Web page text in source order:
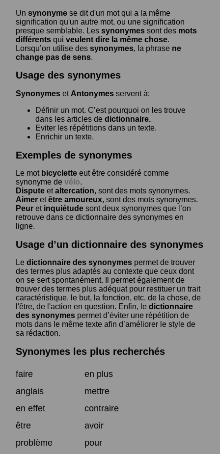
Un synonyme se dit d'un mot qui a la même
signification qu'un autre mot, ou une signification
presque semblable. Les synonymes sont des mots
différents qui veulent dire la même chose.
Lorsqu’on utilise des synonymes, la phrase ne
change pas de sens.
Usage des synonymes
Synonymes et Antonymes servent à:
Définir un mot. C’est pourquoi on les trouve
dans les articles de dictionnaire.
Eviter les répétitions dans un texte.
Enrichir un texte.
Exemples de synonymes
Le mot bicyclette eut être considéré comme
synonyme de vélo.
Dispute etaltercation, sont des mots synonymes.
Aimer etêtre amoureux, sont des mots synonymes.
Peur et inquiétude sont deux synonymes que l’on
retrouve dans ce dictionnaire des synonymes en
ligne.
Usage d’un dictionnaire des synonymes
Le dictionnaire des synonymes permet de trouver
des termes plus adaptés au contexte que ceux dont
on se sert spontanément. Il permet également de
trouver des termes plus adéquat pour restituer un trait
caractéristique, le but, la fonction, etc. de la chose, de
l'être, de l'action en question. Enfin, le dictionnaire
des synonymes permet d’éviter une répétition de
mots dans le même texte afin d’améliorer le style de
sa rédaction.
Synonymes les plus recherchés
faire
en plus
anglais
mettre
en effet
contraire
être
avoir
problème
pour